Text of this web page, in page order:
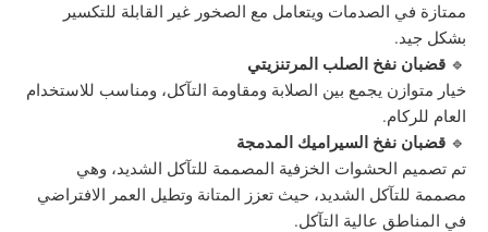
الصدمات ويتعامل مع الصخور غير القابلة للتكسير
الصلب المرتنزيتي
يجمع بين الصلابة ومقاومة التآكل، ومناسب للاستخدام
السيراميك المدمجة
الخزفية المصممة للتآكل الشديد، وهي
الشديد، حيث تعزز المتانة وتطيل العمر الافتراضي
عالية التآكل.